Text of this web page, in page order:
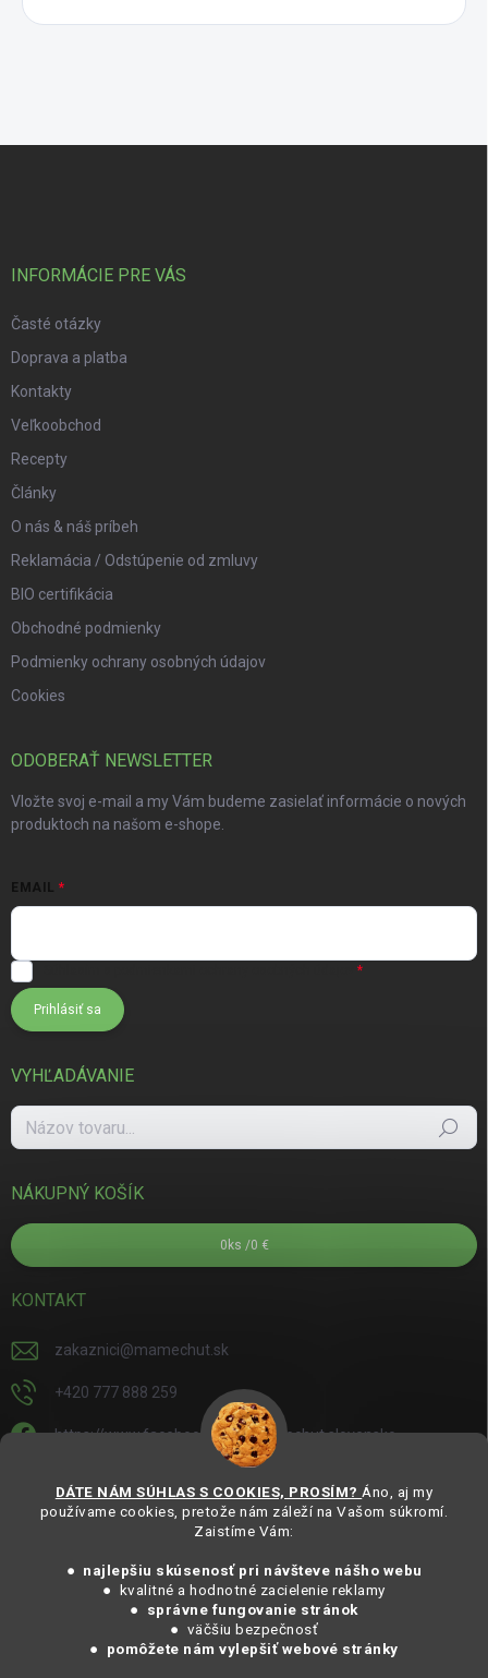
DÁTE NÁM SÚHLAS S COOKIES, PROSÍM? Áno, aj my
používame cookies, pretože nám záleží na Vašom súkromí.
Zaistíme Vám:
● najlepšiu skúsenosť pri návšteve nášho webu
● kvalitné a hodnotné zacielenie reklamy
●
správne fungovanie stránok
● väčšiu bezpečnosť
● pomôžete nám vylepšiť webové stránky
INFORMÁCIE PRE VÁS
Časté otázky
Doprava a platba
Kontakty
Veľkoobchod
Recepty
Články
O nás & náš príbeh
Reklamácia / Odstúpenie od zmluvy
BIO certifikácia
Obchodné podmienky
Podmienky ochrany osobných údajov
Cookies
ODOBERAŤ NEWSLETTER
Vložte svoj e-mail a my Vám budeme zasielať informácie o nových
produktoch na našom e-shope.
EMAIL
Prihlásiť sa
VYHĽADÁVANIE
Hľadať
NÁKUPNÝ KOŠÍK
0 ks /0 €
KONTAKT
zakaznici@mamechut.sk
+420 777 888 259
https://www.facebook.com/mamechut.slovensko
https://www.youtube.com/@mamechutczsk
@mamechut.czsk
MámeChuť Organic. Všechna práva vyhrazena.